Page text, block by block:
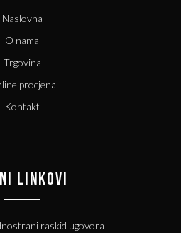
Naslovna
O nama
Trgovina
procjena
Kontakt
LINKOVI
raskid ugovora